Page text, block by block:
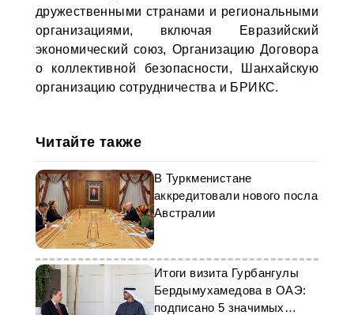
дружественными странами и региональными
организациями, включая Евразийский
экономический союз, Организацию Договора
о коллективной безопасности, Шанхайскую
организацию сотрудничества и БРИКС.
Читайте также
В Туркменистане
аккредитовали нового посла
Австралии
Итоги визита Гурбангулы
Бердымухамедова в ОАЭ:
подписано 5 значимых